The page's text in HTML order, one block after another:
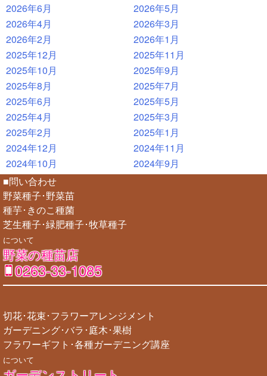
2026年6月
2026年5月
2026年4月
2026年3月
2026年2月
2026年1月
2025年12月
2025年11月
2025年10月
2025年9月
2025年8月
2025年7月
2025年6月
2025年5月
2025年4月
2025年3月
2025年2月
2025年1月
2024年12月
2024年11月
2024年10月
2024年9月
■問い合わせ
野菜種子･野菜苗
種芋･きのこ種菌
芝生種子･緑肥種子･牧草種子
について
野菜の種苗店
0263-33-1085
切花･花束･フラワーアレンジメント
ガーデニング･バラ･庭木･果樹
フラワーギフト･各種ガーデニング講座
について